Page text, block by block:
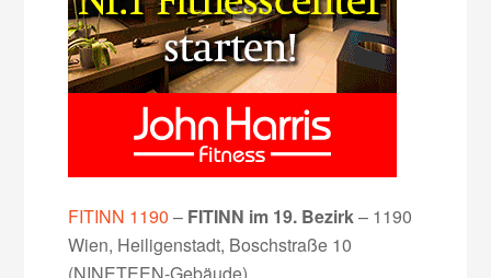
FITINN 1190 – FITINN im 19. Bezirk– 1190
Wien, Heiligenstadt, Boschstraße 10